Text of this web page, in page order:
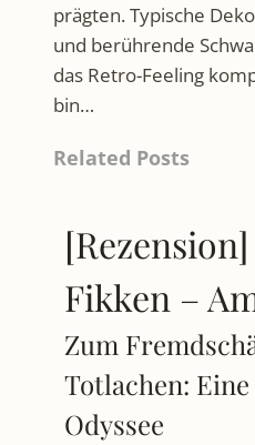
prägten. Typische
und berührende
das Retro-Feeling
bin…
Related Posts
Fikken –
Zum
Totlachen:
Odyssee